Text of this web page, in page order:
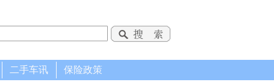
二手车讯 保险政策